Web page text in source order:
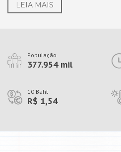
LEIA MAIS
População
377.954 mil
10 Baht
R$ 1,54